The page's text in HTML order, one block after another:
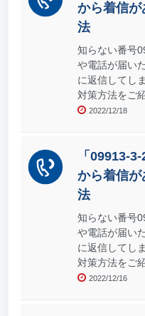
から着信
法
知らない番号
や電話が届い
に返信してし
対策方法をご紹
2022/12/18
「09913-
から着信
法
知らない番号
や電話が届い
に返信してし
対策方法をご紹
2022/12/16